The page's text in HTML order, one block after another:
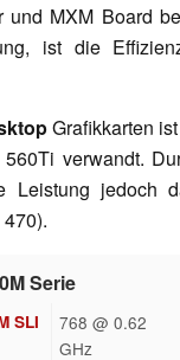
und MXM Board
ist die
Grafikkarten
verwandt.
Leistung jedoch
Serie
SLI
768 @ 0.62
GHz